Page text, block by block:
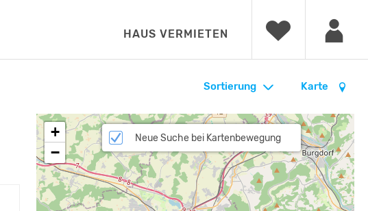
HAUS VERMIETEN
Karte
Sortierung
+
−
Neue Suche bei Kartenbewegung